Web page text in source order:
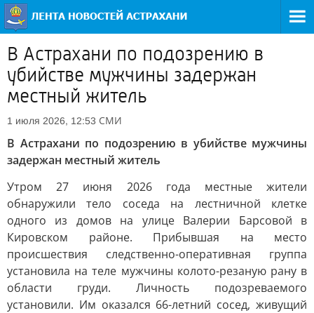
В Астрахани по подозрению в
убийстве мужчины задержан
местный житель
1 июля 2026, 12:53 СМИ
В Астрахани по подозрению в убийстве мужчины
задержан местный житель
Утром 27 июня 2026 года местные жители
обнаружили тело соседа на лестничной клетке
одного из домов на улице Валерии Барсовой в
Кировском районе. Прибывшая на место
происшествия следственно-оперативная группа
установила на теле мужчины колото-резаную рану в
области груди. Личность подозреваемого
установили. Им оказался 66-летний сосед, живущий